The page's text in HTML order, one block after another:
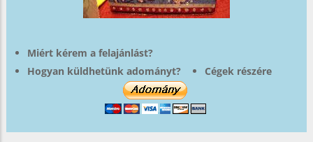
Miért kérem a felajánlást?
Hogyan küldhetünk adományt?
Cégek részére